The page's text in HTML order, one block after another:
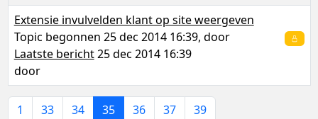
Extensie invulvelden klant op site weergeven
Topic begonnen 25 dec 2014 16:39, door
Laatste bericht25 dec 2014 16:39
door
1 33 34 35 36 37 39